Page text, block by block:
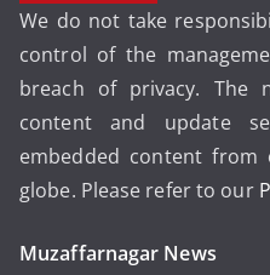
We do not take
control of the
breach of privacy. The
content and update
embedded content from
globe. Please refer to our
Muzaffarnagar News